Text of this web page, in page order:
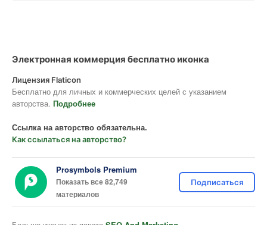
Электронная коммерция бесплатно иконка
Лицензия Flaticon
Бесплатно для личных и коммерческих целей с указанием
авторства. Подробнее
Ссылка на авторство обязательна.
Как ссылаться на авторство?
Prosymbols Premium
Показать все 82,749
материалов
Подписаться